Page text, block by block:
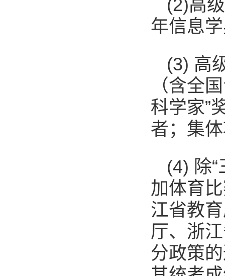
(2)高
年信息
(3) 高
（含全
科学家”
者；集
(4) 除
加体育
江省教
厅、浙
分政策